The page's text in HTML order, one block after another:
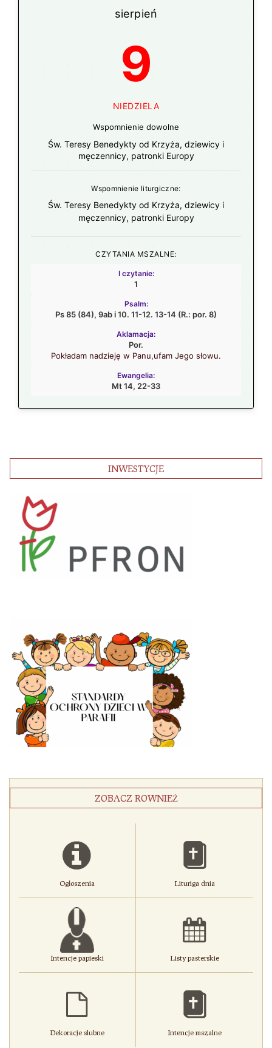
sierpień
9
NIEDZIELA
Wspomnienie dowolne
Św. Teresy Benedykty od Krzyża, dziewicy i
męczennicy, patronki Europy
Wspomnienie liturgiczne:
Św. Teresy Benedykty od Krzyża, dziewicy i
męczennicy, patronki Europy
CZYTANIA MSZALNE:
I czytanie:
1
Psalm:
Ps 85 (84), 9ab i 10. 11-12. 13-14 (R.: por. 8)
Aklamacja:
Por.
Pokładam nadzieję w Panu,ufam Jego słowu.
Ewangelia:
Mt 14, 22-33
INWESTYCJE
ZOBACZ ROWNIEŻ
Ogłoszenia Lituriga dnia
Intencje papieski Listy pasterskie
Dekoracje slubne Intencje mszalne